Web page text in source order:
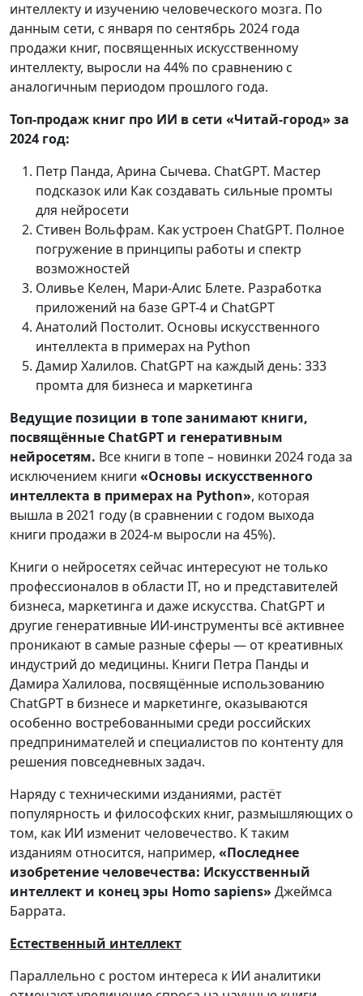
интеллекту и изучению человеческого мозга. По
данным сети, с января по сентябрь 2024 года
продажи книг, посвященных искусственному
интеллекту, выросли на 44% по сравнению с
аналогичным периодом прошлого года.
Топ-продаж книг про ИИ в сети «Читай-город» за
2024 год:
Петр Панда, Арина Сычева. ChatGPT. Мастер
подсказок или Как создавать сильные промты
для нейросети
Стивен Вольфрам. Как устроен ChatGPT. Полное
погружение в принципы работы и спектр
возможностей
Оливье Келен, Мари-Алис Блете. Разработка
приложений на базе GPT-4 и ChatGPT
Анатолий Постолит. Основы искусственного
интеллекта в примерах на Python
Дамир Халилов. ChatGPT на каждый день: 333
промта для бизнеса и маркетинга
Ведущие позиции в топе занимают книги,
посвящённые ChatGPT и генеративным
нейросетям. Все книги в топе – новинки 2024 года за
исключением книги «Основы искусственного
интеллекта в примерах на Python», которая
вышла в 2021 году (в сравнении с годом выхода
книги продажи в 2024-м выросли на 45%).
Книги о нейросетях сейчас интересуют не только
профессионалов в области IT, но и представителей
бизнеса, маркетинга и даже искусства. ChatGPT и
другие генеративные ИИ-инструменты всё активнее
проникают в самые разные сферы — от креативных
индустрий до медицины. Книги Петра Панды и
Дамира Халилова, посвящённые использованию
ChatGPT в бизнесе и маркетинге, оказываются
особенно востребованными среди российских
предпринимателей и специалистов по контенту для
решения повседневных задач.
Наряду с техническими изданиями, растёт
популярность и философских книг, размышляющих о
том, как ИИ изменит человечество. К таким
изданиям относится, например, «Последнее
изобретение человечества: Искусственный
интеллект и конец эры Homo sapiens» Джеймса
Баррата.
Естественный интеллект
Параллельно с ростом интереса к ИИ аналитики